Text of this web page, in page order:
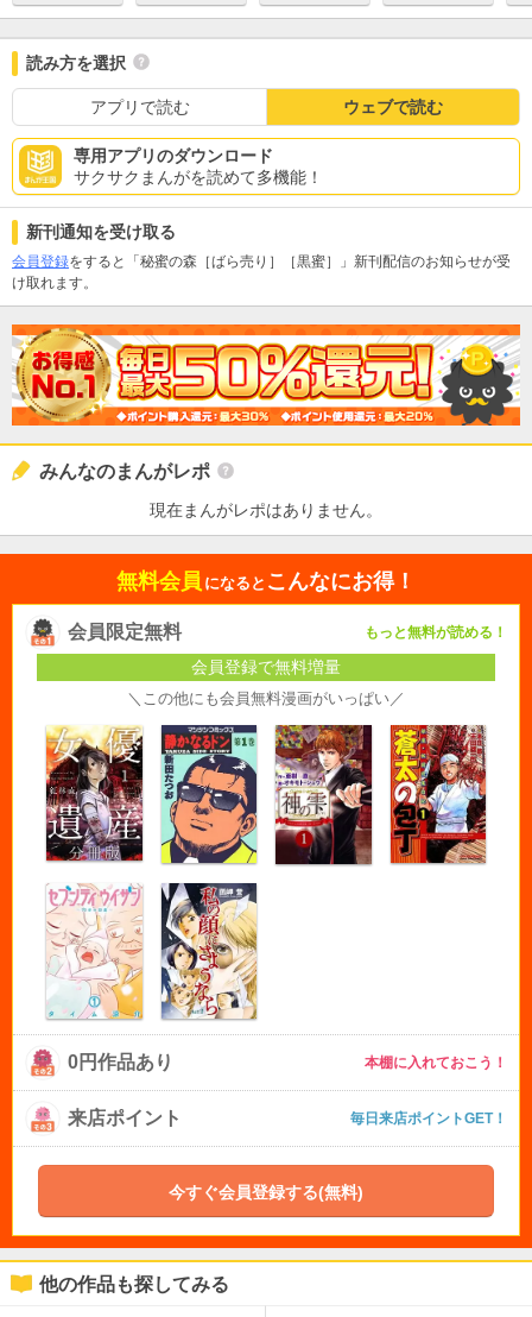
読み方を選択
アプリで読む ウェブで読む
専用アプリのダウンロード
サクサクまんがを読めて多機能！
新刊通知を受け取る
会員登録をすると「秘蜜の森［ばら売り］［黒蜜］」新刊配信のお知らせが受
け取れます。
みんなのまんがレポ
現在まんがレポはありません。
無料会員 になると こんなにお得！
会員限定無料 もっと無料が読める！
会員登録で無料増量
＼この他にも会員無料漫画がいっぱい／
0円作品あり 本棚に入れておこう！
来店ポイント 毎日来店ポイントGET！
今すぐ会員登録する(無料)
他の作品も探してみる